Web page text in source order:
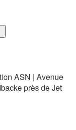
ASN | Avenue
près de Jet